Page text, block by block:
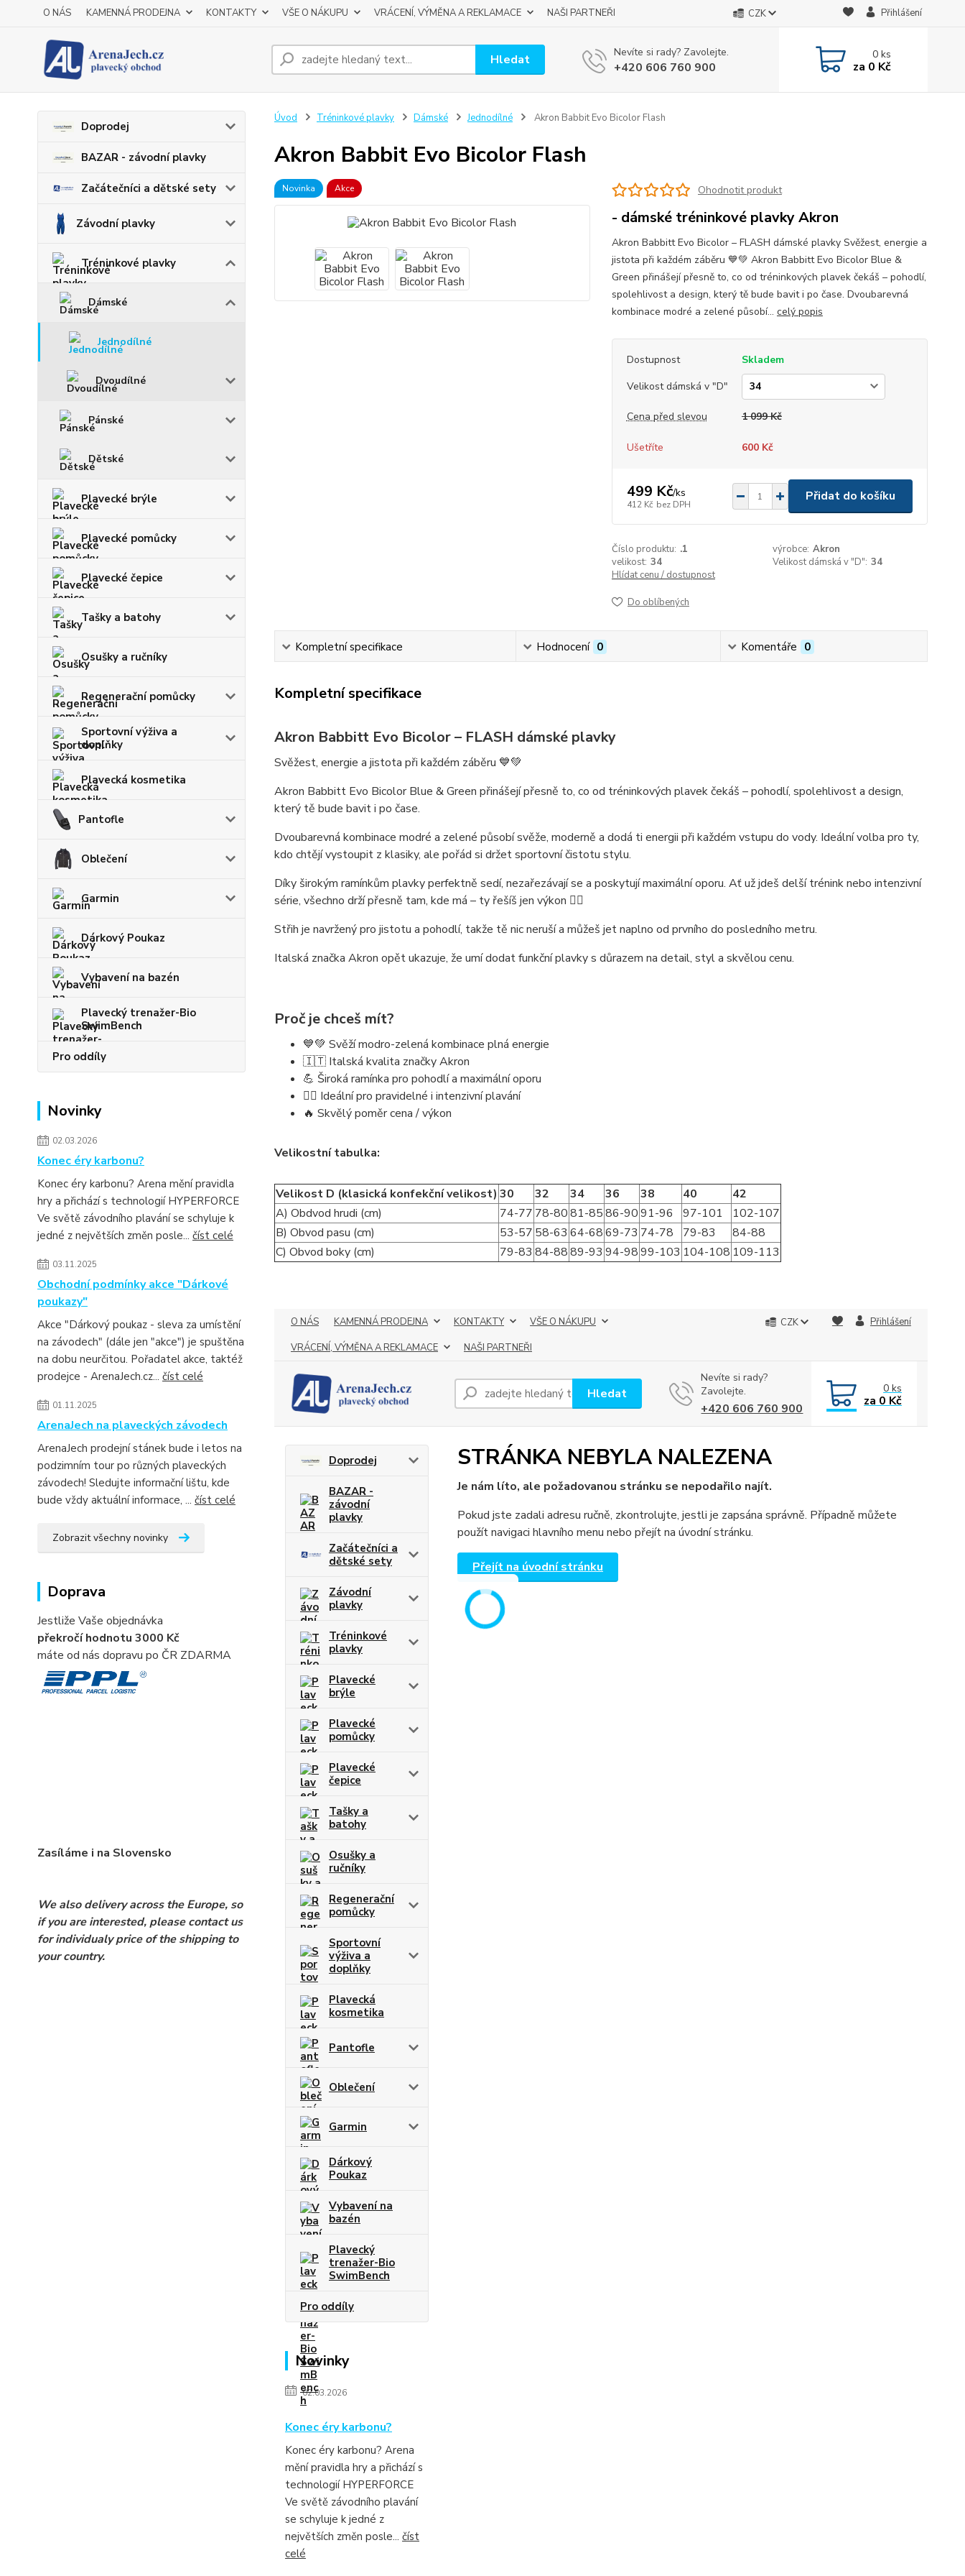
O NÁS KAMENNÁ PRODEJNA KONTAKTY VŠE O NÁKUPU VRÁCENÍ, VÝMĚNA A REKLAMACE NAŠI PARTNEŘI CZK Přihlášení
Hledat Nevíte si rady? Zavolejte.
+420 606 760 900
0ks
za 0 Kč
Doprodej
BAZAR - závodní plavky
Začátečníci a dětské sety
Závodní plavky
Tréninkové plavky
Dámské
Jednodílné
Dvoudílné
Pánské
Dětské
Plavecké brýle
Plavecké pomůcky
Plavecké čepice
Tašky a batohy
Osušky a ručníky
Regenerační pomůcky
Sportovní výživa a
doplňky
Plavecká kosmetika
Pantofle
Oblečení
Garmin
Dárkový Poukaz
Vybavení na bazén
Plavecký trenažer-Bio
SwimBench
Pro oddíly
Novinky
02.03.2026
Konec éry karbonu?
Konec éry karbonu? Arena mění pravidla
hry a přichází s technologií HYPERFORCE
Ve světě závodního plavání se schyluje k
jedné z největších změn posle... číst celé
03.11.2025
Obchodní podmínky akce "Dárkové
poukazy"
Akce "Dárkový poukaz - sleva za umístění
na závodech" (dále jen "akce") je spuštěna
na dobu neurčitou. Pořadatel akce, taktéž
prodejce - ArenaJech.cz... číst celé
01.11.2025
ArenaJech na plaveckých závodech
ArenaJech prodejní stánek bude i letos na
podzimním tour po různých plaveckých
závodech! Sledujte informační lištu, kde
bude vždy aktuální informace, ... číst celé
Zobrazit všechny novinky
Doprava
Jestliže Vaše objednávka
překročí hodnotu 3000 Kč
máte od nás dopravu po ČR ZDARMA
Zasíláme i na Slovensko
We also delivery across the Europe, so
if you are interested, please contact us
for individualy price of the shipping to
your country.
Úvod Tréninkové plavky Dámské Jednodílné Akron Babbit Evo Bicolor Flash
Akron Babbit Evo Bicolor Flash
Novinka Akce Ohodnotit produkt
- dámské tréninkové plavky Akron
Akron Babbitt Evo Bicolor – FLASH dámské plavky Svěžest, energie a
jistota při každém záběru 💙💚 Akron Babbitt Evo Bicolor Blue &
Green přinášejí přesně to, co od tréninkových plavek čekáš – pohodlí,
spolehlivost a design, který tě bude bavit i po čase. Dvoubarevná
kombinace modré a zelené působí... celý popis
Dostupnost
Skladem
Velikost dámská v "D"
Cena před slevou 1 099 Kč
Ušetříte 600 Kč
499 Kč/ks
412 Kč bez DPH
Přidat do košíku
Číslo produktu: .1 výrobce: Akron
velikost: 34 Velikost dámská v "D": 34
Hlídat cenu / dostupnost
Do oblíbených
Kompletní specifikace Hodnocení 0 Komentáře 0
Kompletní specifikace
Akron Babbitt Evo Bicolor – FLASH dámské plavky
Svěžest, energie a jistota při každém záběru 💙💚
Akron Babbitt Evo Bicolor Blue & Green přinášejí přesně to, co od tréninkových plavek čekáš – pohodlí, spolehlivost a design,
který tě bude bavit i po čase.
Dvoubarevná kombinace modré a zelené působí svěže, moderně a dodá ti energii při každém vstupu do vody. Ideální volba pro ty,
kdo chtějí vystoupit z klasiky, ale pořád si držet sportovní čistotu stylu.
Díky širokým ramínkům plavky perfektně sedí, nezařezávají se a poskytují maximální oporu. Ať už jdeš delší trénink nebo intenzivní
série, všechno drží přesně tam, kde má – ty řešíš jen výkon 🏊‍♀️
Střih je navržený pro jistotu a pohodlí, takže tě nic neruší a můžeš jet naplno od prvního do posledního metru.
Italská značka Akron opět ukazuje, že umí dodatfunkční plavky s důrazem na detail, styl a skvělou cenu.
Proč je chceš mít?
💙💚 Svěží modro-zelená kombinace plná energie
🇮🇹 Italská kvalita značky Akron
💪 Široká ramínka pro pohodlí a maximální oporu
🏊‍♀️ Ideální pro pravidelné i intenzivní plavání
🔥 Skvělý poměrcena / výkon
Velikostní tabulka:
Velikost D (klasická konfekční velikost) 30 32 34 36 38 40
42
A) Obdvod hrudi (cm)
74-77 78-8081-8586-9091-96 97-101
102-107
B) Obvod pasu (cm)
53-57 58-63 64-6869-73 74-78 79-83
84-88
C) Obvod boky (cm)
79-83 84-8889-93 94-9899-103 104-108 109-113
O NÁS KAMENNÁ PRODEJNA KONTAKTY
VŠE O NÁKUPU
VRÁCENÍ, VÝMĚNA A REKLAMACE
NAŠI PARTNEŘI
CZK Přihlášení
Hledat
Nevíte si rady?
Zavolejte.
+420 606 760 900
0ks
za 0 Kč
Doprodej
BAZAR -
závodní
plavky
Začátečníci a
dětské sety
Závodní
plavky
Tréninkové
plavky
Plavecké
brýle
Plavecké
pomůcky
Plavecké
čepice
Tašky a
batohy
Osušky a
ručníky
Regenerační
pomůcky
Sportovní
výživa a
doplňky
Plavecká
kosmetika
Pantofle
Oblečení
Garmin
Dárkový
Poukaz
Vybavení na
bazén
Plavecký
trenažer-Bio
SwimBench
Pro oddíly
Novinky
02.03.2026
Konec éry karbonu?
Konec éry karbonu? Arena
mění pravidla hry a přichází s
technologií HYPERFORCE
Ve světě závodního plavání
se schyluje k jedné z
největších změn posle... číst
celé
STRÁNKA NEBYLA NALEZENA
Je nám líto, ale požadovanou stránku se nepodařilo najít.
Pokud jste zadali adresu ručně, zkontrolujte, jestli je zapsána správně. Případně můžete
použít navigaci hlavního menu nebo přejít na úvodní stránku.
Přejít na úvodní stránku